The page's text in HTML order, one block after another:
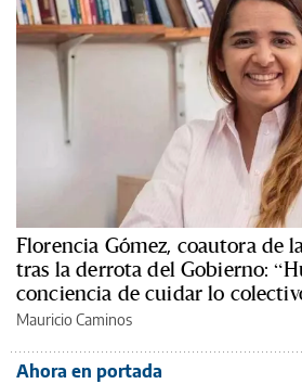
Florencia Gómez, coautora de
tras la derrota del Gobierno:
conciencia de cuidar lo
Mauricio Caminos
Ahora en portada